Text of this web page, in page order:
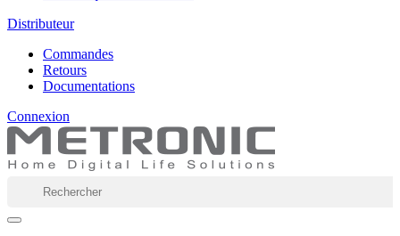
Distributeur
Commandes
Retours
Documentations
Connexion